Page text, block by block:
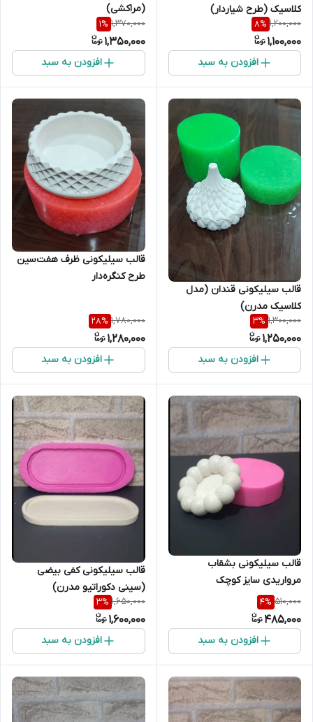
کلاسیک (طرح شیاردار)
1,200,000
8%
1,100,000
افزودن به سبد
(مراکشی)
1,370,000
1%
1,350,000
افزودن به سبد
قالب سیلیکونی قندان (مدل
کلاسیک مدرن)
1,300,000
3%
1,250,000
افزودن به سبد
قالب سیلیکونی ظرف هفت‌سین
طرح کنگره‌دار
1,780,000
28%
1,280,000
افزودن به سبد
قالب سیلیکونی بشقاب
مرواریدی سایز کوچک
(زیرسیگاری و جای جواهرات)
510,000
4%
485,000
افزودن به سبد
قالب سیلیکونی کفی بیضی
(سینی دکوراتیو مدرن)
1,650,000
3%
1,600,000
افزودن به سبد